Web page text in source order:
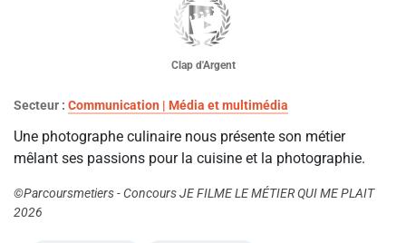
Clap d'Argent
Secteur : Communication | Média et multimédia
Une photographe culinaire nous présente son métier
mêlant ses passions pour la cuisine et la photographie.
©Parcoursmetiers - Concours JE FILME LE MÉTIER QUI ME PLAIT
2026